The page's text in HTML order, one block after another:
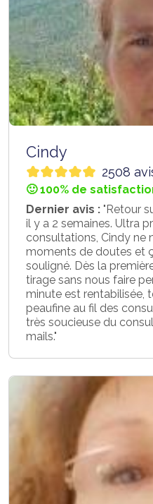
Cindy
2508
🙂 100% de
Dernier avis : "Retour
il y a 2 semaines. Ultra
consultations, Cindy ne
moments de doutes et
souligné. Dès la
tirage sans nous faire
minute est rentabilisée,
peaufine au fil des
très soucieuse du
mails."